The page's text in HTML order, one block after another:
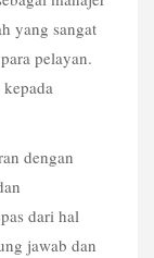
yang sangat
pelayan.
dengan
dari hal
jawab dan